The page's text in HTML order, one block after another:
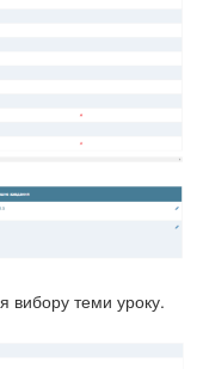
вибору теми уроку.